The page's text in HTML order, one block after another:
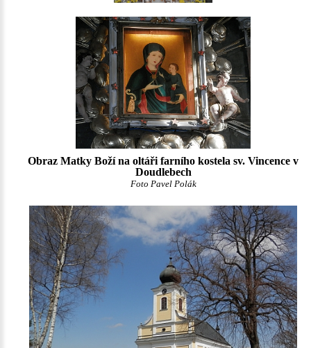
Obraz Matky Boží na oltáři farního kostela sv. Vincence v
Doudlebech
Foto Pavel Polák